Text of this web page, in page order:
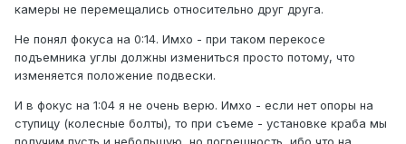
камеры не перемещались относительно друг друга.
Не понял фокуса на 0:14. Имхо - при таком перекосе
подъемника углы должны измениться просто потому, что
изменяется положение подвески.
И в фокус на 1:04 я не очень верю. Имхо - если нет опоры на
ступицу (колесные болты), то при съеме - установке краба мы
получим пусть и небольшую, но погрешность, ибо что на